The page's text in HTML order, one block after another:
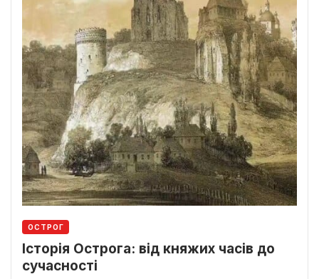
ОСТРОГ
Історія Острога: від княжих часів до
сучасності